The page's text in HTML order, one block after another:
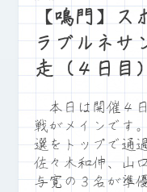
【鳴門】ス
ラブルネサ
走（４日目）
本日は開催４
戦がメインです
選をトップで通
佐々木和伸、山
与寛の３名が準